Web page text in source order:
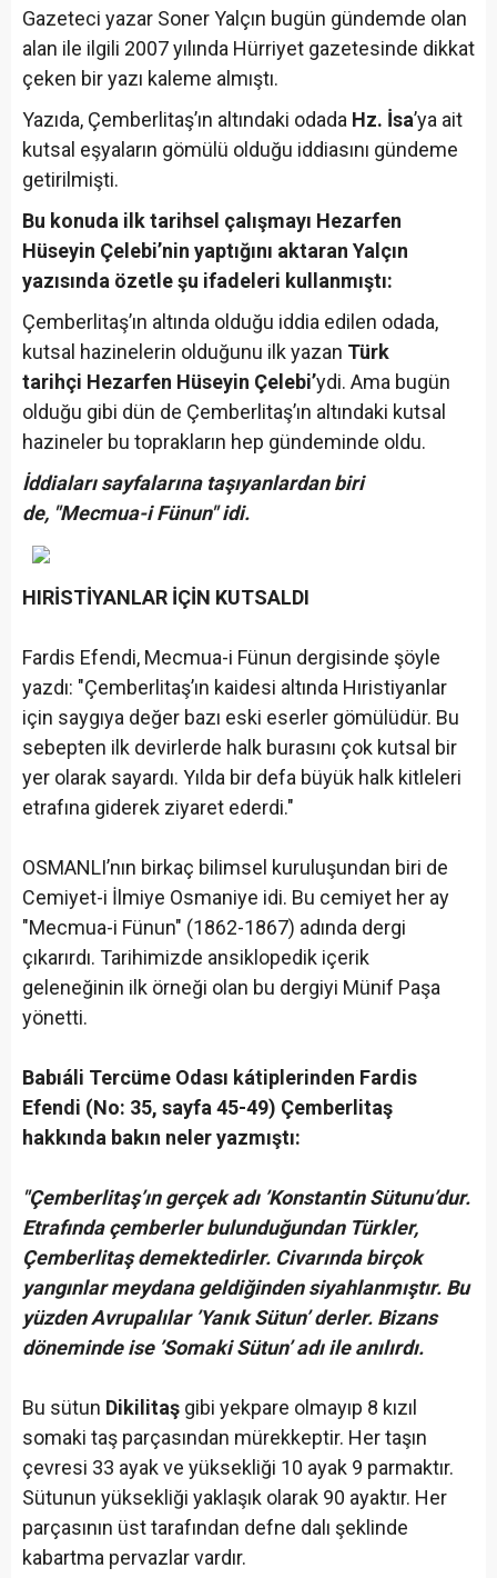
Gazeteci yazar Soner Yalçın bugün gündemde olan
alan ile ilgili 2007 yılında Hürriyet gazetesinde dikkat
çeken bir yazı kaleme almıştı.
Yazıda, Çemberlitaş’ın altındaki odada Hz. İsa’ya ait
kutsal eşyaların gömülü olduğu iddiasını gündeme
getirilmişti.
Bu konuda ilk tarihsel çalışmayı Hezarfen
Hüseyin Çelebi’nin yaptığını aktaran Yalçın
yazısında özetle şu ifadeleri kullanmıştı:
Çemberlitaş’ın altında olduğu iddia edilen odada,
kutsal hazinelerin olduğunu ilk yazan Türk
tarihçi Hezarfen Hüseyin Çelebi’ydi. Ama bugün
olduğu gibi dün de Çemberlitaş’ın altındaki kutsal
hazineler bu toprakların hep gündeminde oldu.
İddiaları sayfalarına taşıyanlardan biri
de, "Mecmua-i Fünun" idi.
HIRİSTİYANLAR İÇİN KUTSALDI
Fardis Efendi, Mecmua-i Fünun dergisinde şöyle
yazdı: "Çemberlitaş’ın kaidesi altında Hıristiyanlar
için saygıya değer bazı eski eserler gömülüdür. Bu
sebepten ilk devirlerde halk burasını çok kutsal bir
yer olarak sayardı. Yılda bir defa büyük halk kitleleri
etrafına giderek ziyaret ederdi."
OSMANLI’nın birkaç bilimsel kuruluşundan biri de
Cemiyet-i İlmiye Osmaniye idi. Bu cemiyet her ay
"Mecmua-i Fünun" (1862-1867) adında dergi
çıkarırdı. Tarihimizde ansiklopedik içerik
geleneğinin ilk örneği olan bu dergiyi Münif Paşa
yönetti.
Babıáli Tercüme Odası kátiplerinden Fardis
Efendi (No: 35, sayfa 45-49) Çemberlitaş
hakkında bakın neler yazmıştı:
"Çemberlitaş’ın gerçek adı ’Konstantin Sütunu’dur.
Etrafında çemberler bulunduğundan Türkler,
Çemberlitaş demektedirler. Civarında birçok
yangınlar meydana geldiğinden siyahlanmıştır. Bu
yüzden Avrupalılar ’Yanık Sütun’ derler. Bizans
döneminde ise ’Somaki Sütun’ adı ile anılırdı.
Bu sütun Dikilitaş gibi yekpare olmayıp 8 kızıl
somaki taş parçasından mürekkeptir. Her taşın
çevresi 33 ayak ve yüksekliği 10 ayak 9 parmaktır.
Sütunun yüksekliği yaklaşık olarak 90 ayaktır. Her
parçasının üst tarafından defne dalı şeklinde
kabartma pervazlar vardır.